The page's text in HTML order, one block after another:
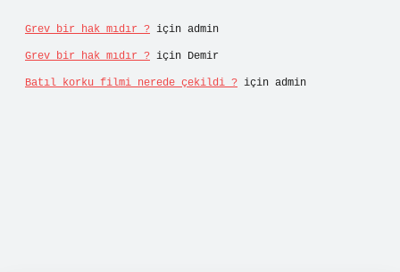
Grev bir hak mıdır ? için admin
Grev bir hak mıdır ? için Demir
Batıl korku filmi nerede çekildi ? için admin